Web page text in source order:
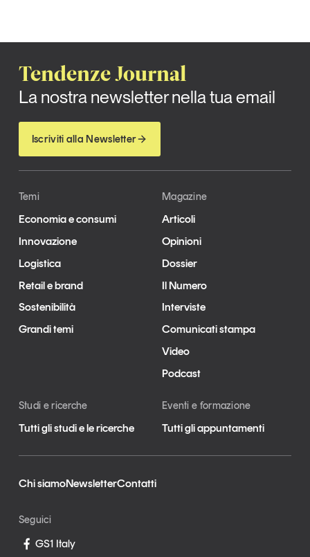
Tendenze Journal
La nostra newsletter nella tua email
Iscriviti alla Newsletter
Temi
Economia e consumi
Innovazione
Logistica
Retail e brand
Sostenibilità
Grandi temi
Magazine
Articoli
Opinioni
Dossier
Il Numero
Interviste
Comunicati stampa
Video
Podcast
Studi e ricerche
Tutti gli studi e le ricerche
Eventi e formazione
Tutti gli appuntamenti
Chi siamoNewsletterContatti
Seguici
GS1 Italy